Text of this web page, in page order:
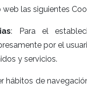
las siguientes
: Para el
por el
y servicios.
hábitos de